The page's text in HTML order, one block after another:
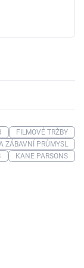
FILMOVÉ TRŽBY
ZÁBAVNÍ PRŮMYSL
KANE PARSONS